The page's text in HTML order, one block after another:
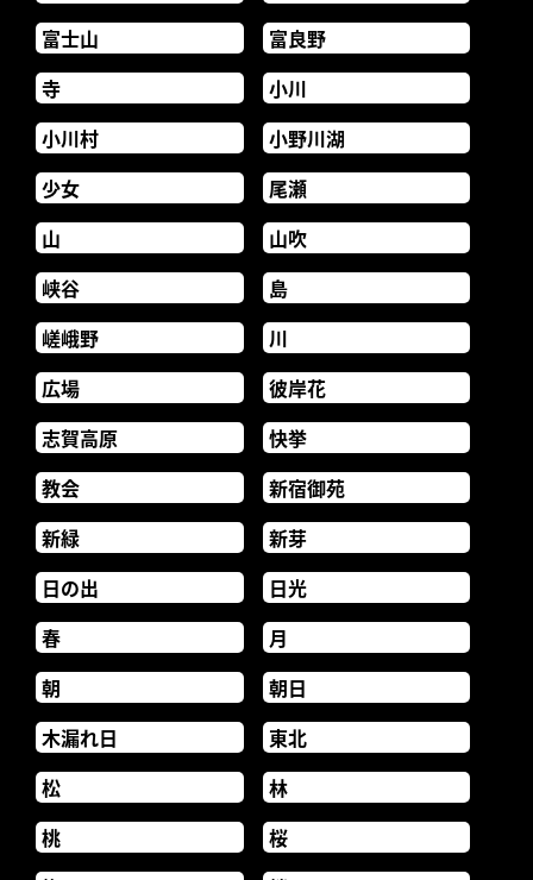
富士山
富良野
寺
小川
小川村
小野川湖
少女
尾瀬
山
山吹
峡谷
島
嵯峨野
川
広場
彼岸花
志賀高原
快挙
教会
新宿御苑
新緑
新芽
日の出
日光
春
月
朝
朝日
木漏れ日
東北
松
林
桃
桜